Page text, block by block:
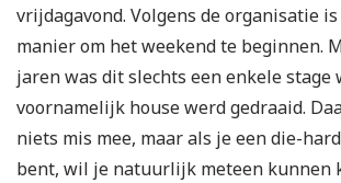
vrijdagavond. Volgens de organisatie
manier om het weekend te beginnen.
jaren was dit slechts een enkele stage
voornamelijk house werd gedraaid.
niets mis mee, maar als je een die-
bent, wil je natuurlijk meteen kunnen